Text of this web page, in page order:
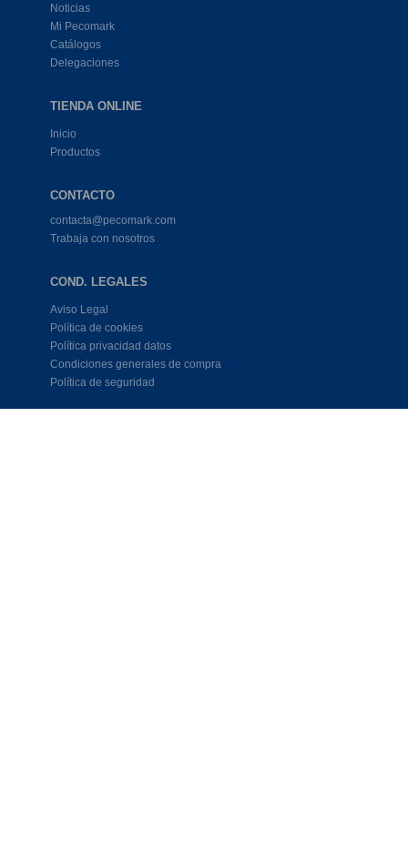
Noticias
Mi Pecomark
Catálogos
Delegaciones
TIENDA ONLINE
Inicio
Productos
CONTACTO
contacta@pecomark.com
Trabaja con nosotros
COND. LEGALES
Aviso Legal
Política de cookies
Política privacidad datos
Condiciones generales de compra
Política de seguridad